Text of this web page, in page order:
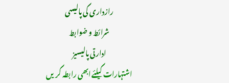
رازداری کی پالیسی
شرائط و ضوابط
ادارتی پالیسیز
اشتہارات کیلئے ابھی رابطہ کریں